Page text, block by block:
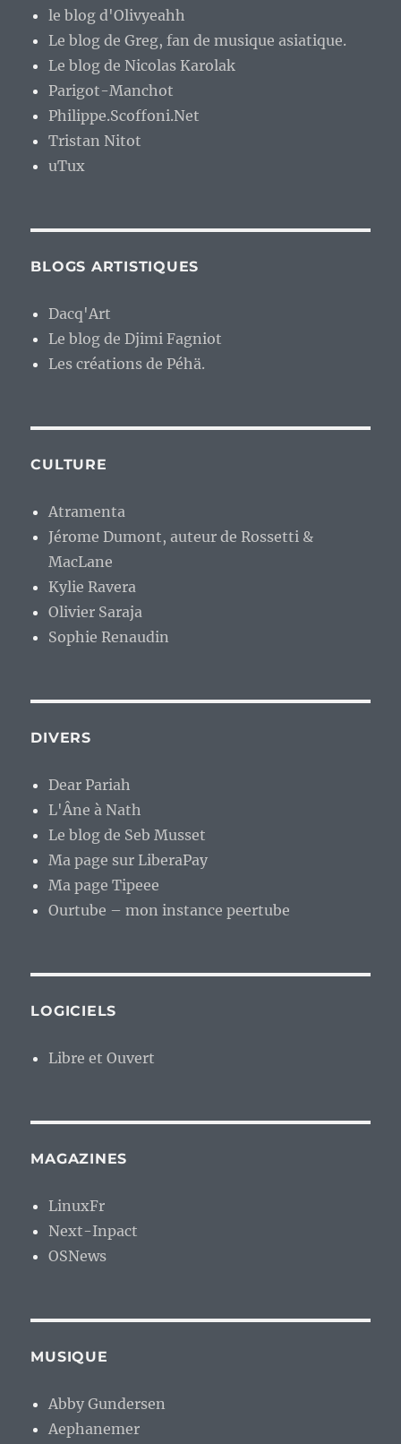
le blog d'Olivyeahh
Le blog de Greg, fan de musique asiatique.
Le blog de Nicolas Karolak
Parigot-Manchot
Philippe.Scoffoni.Net
Tristan Nitot
uTux
BLOGS ARTISTIQUES
Dacq'Art
Le blog de Djimi Fagniot
Les créations de Péhä.
CULTURE
Atramenta
Jérome Dumont, auteur de Rossetti &
MacLane
Kylie Ravera
Olivier Saraja
Sophie Renaudin
DIVERS
Dear Pariah
L'Âne à Nath
Le blog de Seb Musset
Ma page sur LiberaPay
Ma page Tipeee
Ourtube – mon instance peertube
LOGICIELS
Libre et Ouvert
MAGAZINES
LinuxFr
Next-Inpact
OSNews
MUSIQUE
Abby Gundersen
Aephanemer